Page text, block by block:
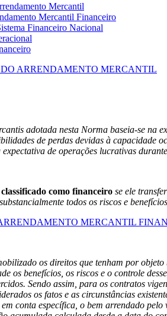
Mercantil
Mercantil Financeiro
Financeiro Nacional
ARRENDAMENTO MERCANTIL
adotada nesta Norma baseia-se na
de perdas devidas à capacidade
expectativa de operações lucrativas
classificado como financeiro se ele
todos os riscos e
MERCANTIL
os direitos que tenham por
os benefícios, os riscos e o controle
Sendo assim, para os contratos
os fatos e as circunstâncias
conta específica, o bem arrendado